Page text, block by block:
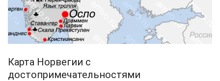
Карта Норвегии с
достопримечательностями